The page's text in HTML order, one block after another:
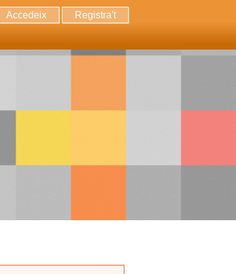
Accedeix Registra't